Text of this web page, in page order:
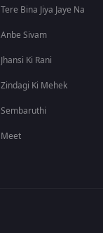
Tere Bina Jiya Jaye Na
Anbe Sivam
Jhansi Ki Rani
Zindagi Ki Mehek
Sembaruthi
Meet